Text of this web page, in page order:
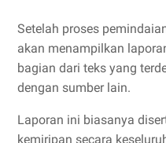
Setelah proses
akan menampilkan
bagian dari teks yang
dengan sumber lain.
Laporan ini biasanya
kemiripan secara